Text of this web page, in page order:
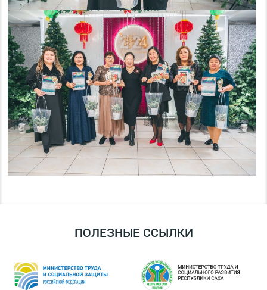
ПОЛЕЗНЫЕ ССЫЛКИ